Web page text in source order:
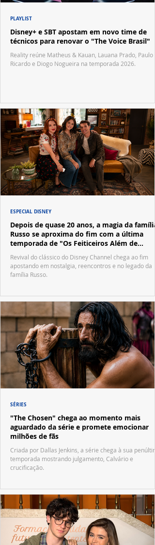
Disney+ e SBT apostam em novo time de
técnicos para renovar o "The Voice Brasil"
Reality reúne Matheus & Kauan, Lauana Prado, Paulo
Ricardo e Diogo Nogueira na temporada 2026.
PLAYLIST
Depois de quase 20 anos, a magia da família
Russo se aproxima do fim com a última
temporada de "Os Feiticeiros Além de
Waverly Place"
Revival do clássico do Disney Channel chega ao fim
apostando em nostalgia, reencontros e no legado da
família Russo.
ESPECIAL DISNEY
"The Chosen" chega ao momento mais
aguardado da série e promete emocionar
milhões de fãs
Criada por Dallas Jenkins, a série chega à sua
temporada mostrando julgamento, Calvário e
crucificação.
SÉRIES